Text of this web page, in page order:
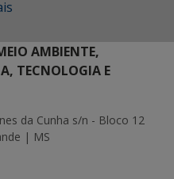
AMBIENTE,
TECNOLOGIA E
da Cunha s/n - Bloco 12
| MS